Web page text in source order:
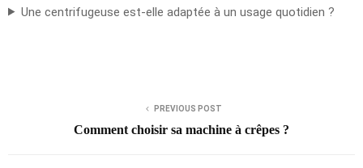
Une centrifugeuse est-elle adaptée à un usage quotidien ?
PREVIOUS POST
Comment choisir sa machine à crêpes ?